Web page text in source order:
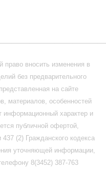
право вносить изменения в
без предварительного
на сайте
материалов, особенностей
информационный характер и
публичной офертой,
(2) Гражданского кодекса
уточняющей информации,
8(3452) 387-763